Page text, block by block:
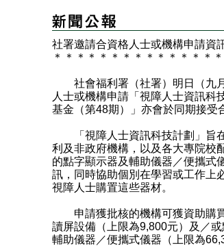
社署邀請合資格人士或機構申請資
＊
＊ ＊ ＊ ＊ ＊ ＊ ＊ ＊ ＊ ＊ ＊ ＊ ＊ ＊
社會福利署（社署）明日（九月
人士或機構申請「視障人士資訊科
基金（第48期）」亦會於同期接受
「視障人士資訊科技計劃」旨
利及非政府機構，以及各大專院校
的點字顯示器及輔助儀器／便攜式
訊，同時協助個別在學習或工作上
視障人士購置這些器材。
申請獲批核的機構可獲資助購買
讀屏設備（上限為9,800元）及／
輔助儀器／便攜式儀器（上限為